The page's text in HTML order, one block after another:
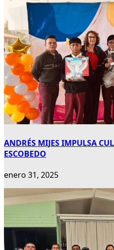
ANDRÉS MIJES IMPULSA
ESCOBEDO
enero 31, 2025